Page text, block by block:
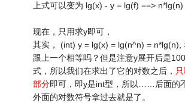
上式可以变为 lg(x) - y = lg(f) ==>
现在，只用求y即可，
其实， (int) y = lg(x) = lg(n^n) = n*lg(n),
跟上一个相等吗？但是注意y展开后是
式，所以我们在求出了它的对数之后，
部分即可，即y是int型，所以……后面的
外面的对数符号拿过去就是了。